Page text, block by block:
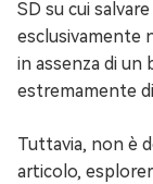
SD su cui
esclusivamente
in assenza di un
estremamente
Tuttavia, non è
articolo,